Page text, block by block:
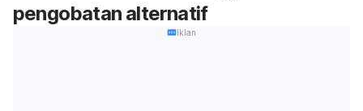
pengobatan alternatif
Iklan